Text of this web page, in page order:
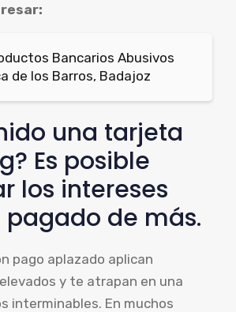
Bancarios Abusivos
de los Barros, Badajoz
una tarjeta
Es posible
los intereses
pagado de más.
pago aplazado aplican
y te atrapan en una
interminables. En muchos